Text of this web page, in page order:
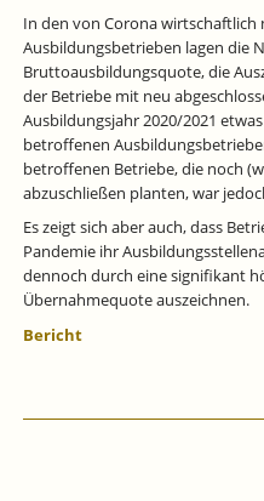
In den von Corona
Ausbildungsbetrieben lagen die
Bruttoausbildungsquote, die
der Betriebe mit neu
Ausbildungsjahr 2020/2021
betroffenen
betroffenen Betriebe, die noch
abzuschließen planten, war
Es zeigt sich aber auch, dass
Pandemie ihr
dennoch durch eine signifikant
Übernahmequote auszeichnen.
Bericht